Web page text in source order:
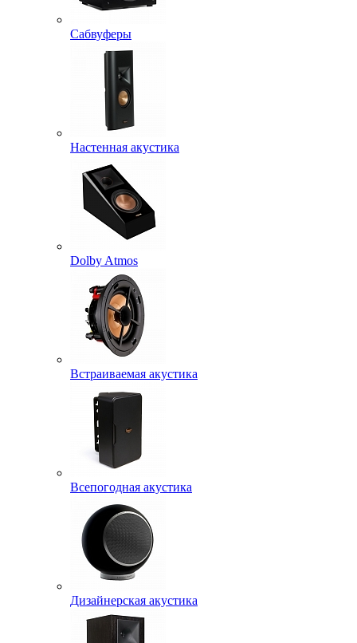
Сабвуферы
Настенная акустика
Dolby Atmos
Встраиваемая акустика
Всепогодная акустика
Дизайнерская акустика